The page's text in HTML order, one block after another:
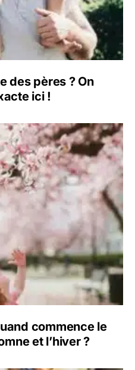
des pères ? On
ici !
commence le
et l’hiver ?